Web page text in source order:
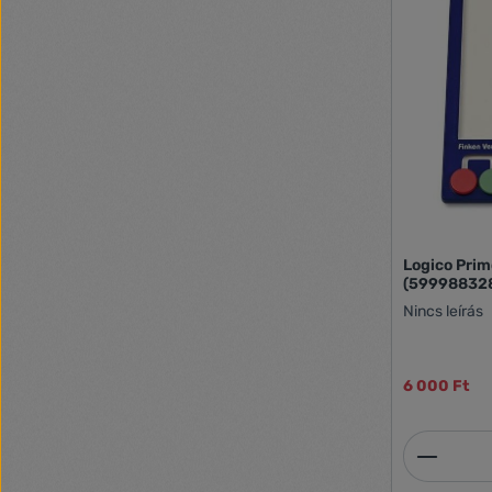
Logico
Nincs leírás
6 000 Ft